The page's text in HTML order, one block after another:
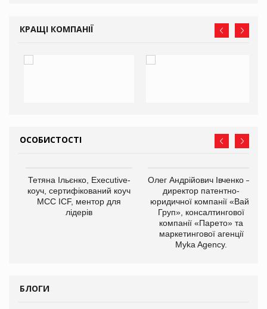
КРАЩІ КОМПАНІЇ
ОСОБИСТОСТІ
Тетяна Ільєнко, Executive-
коуч, сертифікований коуч
МСС ICF, ментор для
лідерів
Олег Андрійович Івченко —
директор патентно-
юридичної компанії «Вайз
Груп», консалтингової
компанії «Парето» та
маркетингової агенції
Myka Agency.
БЛОГИ